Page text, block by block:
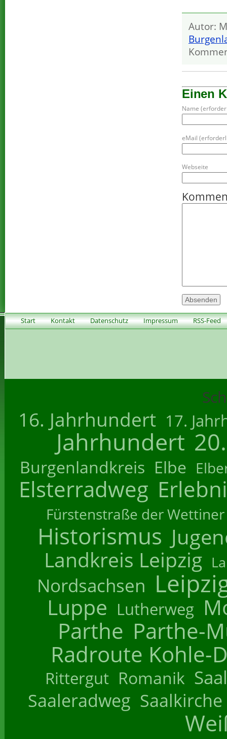
Autor:
Einen
Name
eMail
Webseite
Start Kontakt Datenschutz Impressum RSS-Feed
16. Jahrhundert 17.
Jahrhundert
Burgenlandkreis Elbe
Elsterradweg
Fürstenstraße der Wettiner
Historismus
Landkreis Leipzig
Nordsachsen
Luppe Lutherweg
Parthe Parthe-
Radroute Kohle-
Rittergut Romanik
Saaleradweg Saalkirche